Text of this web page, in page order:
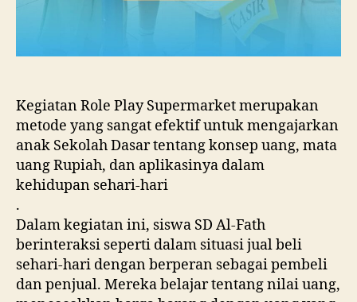
Kegiatan Role Play Supermarket merupakan
metode yang sangat efektif untuk mengajarkan
anak Sekolah Dasar tentang konsep uang, mata
uang Rupiah, dan aplikasinya dalam
kehidupan sehari-hari
.
Dalam kegiatan ini, siswa SD Al-Fath
berinteraksi seperti dalam situasi jual beli
sehari-hari dengan berperan sebagai pembeli
dan penjual. Mereka belajar tentang nilai uang,